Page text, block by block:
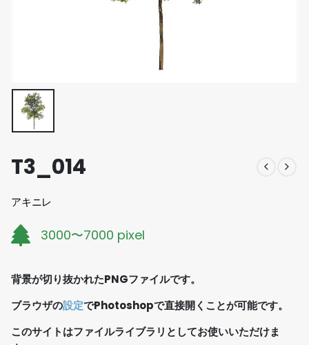
T3_014
アキニレ
3000〜7000 pixel
背景が切り抜かれたPNGファイルです。
ブラウザの設定でPhotoshopで直接開くことが可能です。
このサイトはファイルライブラリとしてお使いいただけま